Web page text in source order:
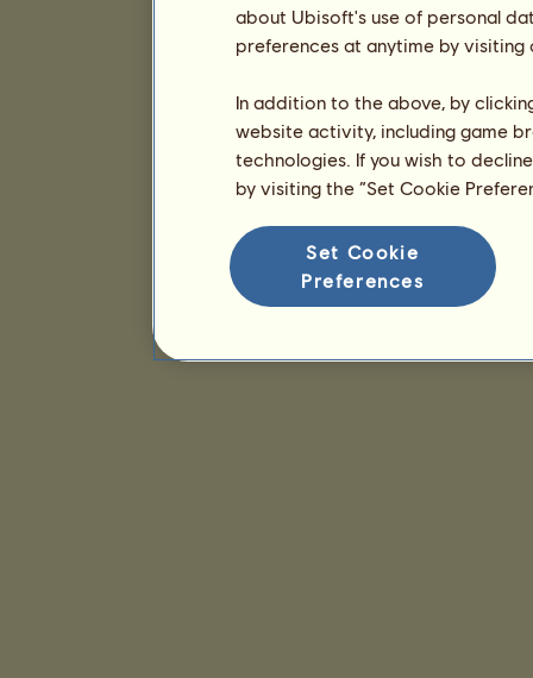
about Ubisoft's use of personal
preferences at anytime by
In addition to the above, by
website activity, including game
technologies. If you wish to
by visiting the “Set Cookie
Set Cookie
Preferences